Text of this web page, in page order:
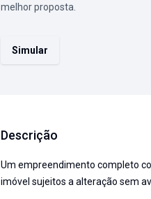
melhor proposta.
Simular
Descrição
Um empreendimento completo
imóvel sujeitos a alteração sem